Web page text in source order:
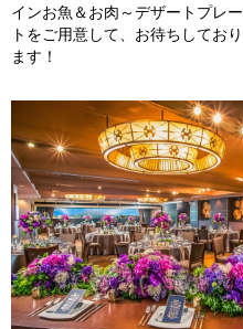
インお魚＆お肉～デザートプレー
トをご用意して、お待ちしており
ます！